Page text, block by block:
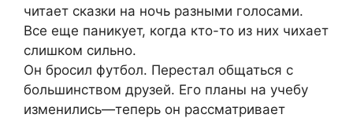
читает сказки на ночь разными голосами.
Все еще паникует, когда кто-то из них чихает
слишком сильно.
Он бросил футбол. Перестал общаться с
большинством друзей. Его планы на учебу
изменились—теперь он рассматривает